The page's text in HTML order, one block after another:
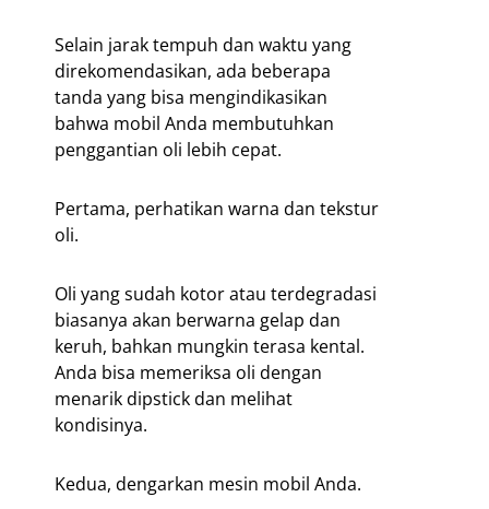
Selain jarak tempuh dan waktu yang
direkomendasikan, ada beberapa
tanda yang bisa mengindikasikan
bahwa mobil Anda membutuhkan
penggantian oli lebih cepat.
Pertama, perhatikan warna dan tekstur
oli.
Oli yang sudah kotor atau terdegradasi
biasanya akan berwarna gelap dan
keruh, bahkan mungkin terasa kental.
Anda bisa memeriksa oli dengan
menarik dipstick dan melihat
kondisinya.
Kedua, dengarkan mesin mobil Anda.